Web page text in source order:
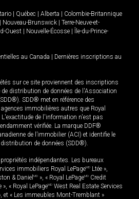
| Québec | Alberta | Colombie-Britannique
| Nouveau-Brunswick | Terre-Neuve-et-
Ouest | Nouvelle-Écosse | Île-du-Prince-
au Canada | Dernières inscriptions au
sur ce site proviennent des inscriptions
de distribution de données de l'Association
SDD® met en référence des
immobilières autres que Royal
de l'information n'est pas
vérifiée. La marque DDF®
de l’immobilier (ACI) et identifie le
de données (SDD®).
indépendantes. Les bureaux
immobiliers Royal LePageMD Ltée »,
& Daniel MD », « Royal LePageMD Credit
« Royal LePageMD West Real Estate Services
et « Les immeubles Mont-Tremblant »